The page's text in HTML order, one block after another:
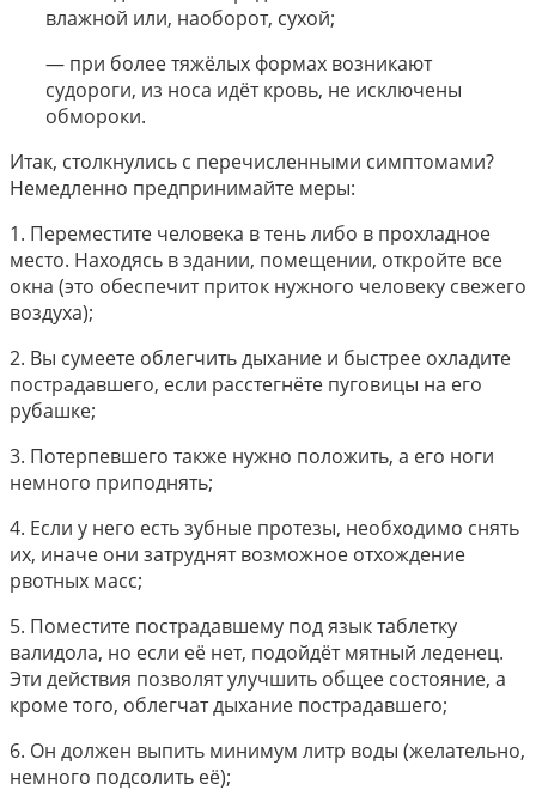
влажной или, наоборот, сухой;
— при более тяжёлых формах возникают
судороги, из носа идёт кровь, не исключены
обмороки.
Итак, столкнулись с перечисленными симптомами?
Немедленно предпринимайте меры:
1. Переместите человека в тень либо в прохладное
место. Находясь в здании, помещении, откройте все
окна (это обеспечит приток нужного человеку свежего
воздуха);
2. Вы сумеете облегчить дыхание и быстрее охладите
пострадавшего, если расстегнёте пуговицы на его
рубашке;
3. Потерпевшего также нужно положить, а его ноги
немного приподнять;
4. Если у него есть зубные протезы, необходимо снять
их, иначе они затруднят возможное отхождение
рвотных масс;
5. Поместите пострадавшему под язык таблетку
валидола, но если её нет, подойдёт мятный леденец.
Эти действия позволят улучшить общее состояние, а
кроме того, облегчат дыхание пострадавшего;
6. Он должен выпить минимум литр воды (желательно,
немного подсолить её);